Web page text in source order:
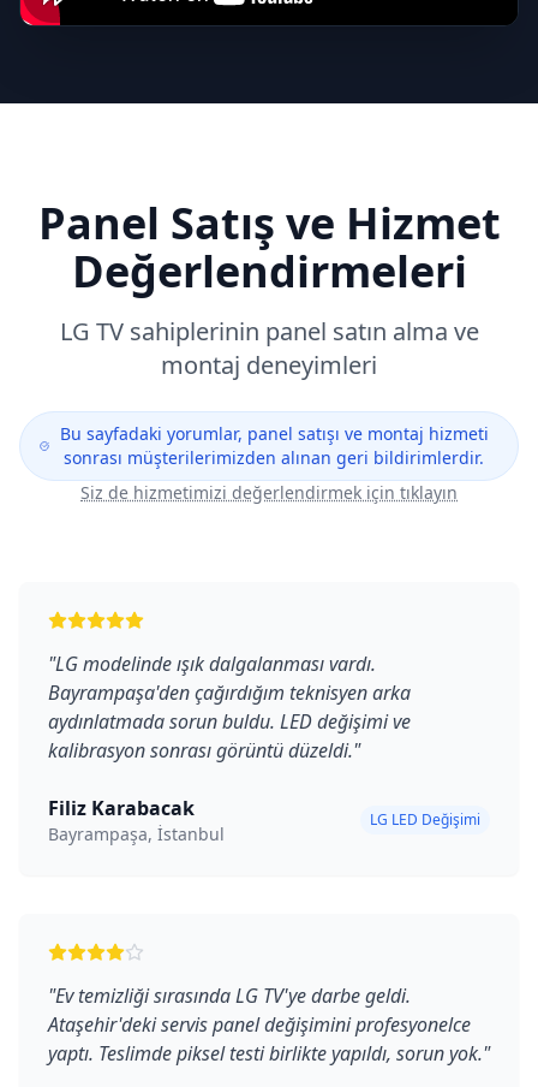
Panel Satış ve Hizmet
Değerlendirmeleri
LG TV sahiplerinin panel satın alma ve
montaj deneyimleri
Bu sayfadaki yorumlar, panel satışı ve montaj hizmeti
sonrası müşterilerimizden alınan geri bildirimlerdir.
Siz de hizmetimizi değerlendirmek için tıklayın
"LG modelinde ışık dalgalanması vardı.
Bayrampaşa'den çağırdığım teknisyen arka
aydınlatmada sorun buldu. LED değişimi ve
kalibrasyon sonrası görüntü düzeldi."
Filiz Karabacak
Bayrampaşa, İstanbul
LG LED Değişimi
"Ev temizliği sırasında LG TV'ye darbe geldi.
Ataşehir'deki servis panel değişimini profesyonelce
yaptı. Teslimde piksel testi birlikte yapıldı, sorun yok."